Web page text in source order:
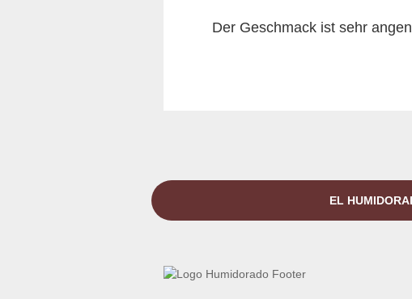
Der Geschmack ist sehr
EL